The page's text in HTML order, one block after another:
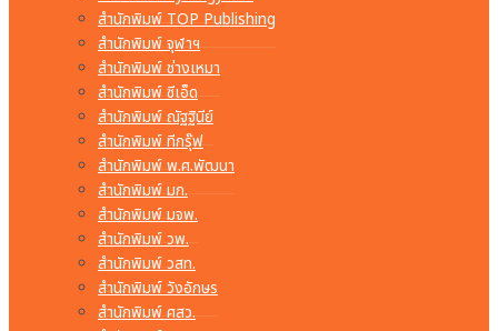
สำนักพิมพ์ TOP Publishing
สำนักพิมพ์ จุฬาฯ
สำนักพิมพ์ ช่างเหมา
สำนักพิมพ์ ซีเอ็ด
สำนักพิมพ์ ณัฐฐินีย์
สำนักพิมพ์ ทีกรุ๊ฟ
สำนักพิมพ์ พ.ศ.พัฒนา
สำนักพิมพ์ มก.
สำนักพิมพ์ มจพ.
สำนักพิมพ์ วพ.
สำนักพิมพ์ วสท.
สำนักพิมพ์ วังอักษร
สำนักพิมพ์ ศสว.